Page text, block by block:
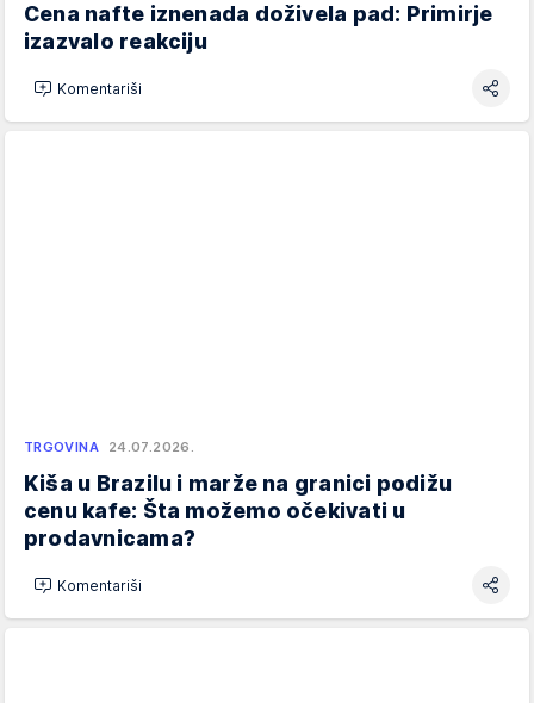
Cena nafte iznenada doživela pad: Primirje
izazvalo reakciju
Komentariši
TRGOVINA 24.07.2026.
Kiša u Brazilu i marže na granici podižu
cenu kafe: Šta možemo očekivati u
prodavnicama?
Komentariši